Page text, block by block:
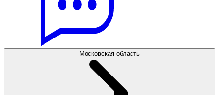
Московская область